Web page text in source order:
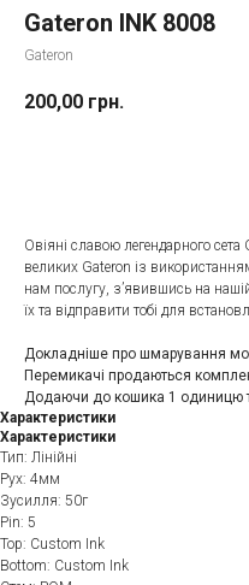
Gateron INK 8008
Gateron
200,00 грн.
Овіяні славою легендарного
великих Gateron із
нам послугу, з’явившись на
їх та відправити тобі для
Докладніше про шмарування
Перемикачі продаються
Додаючи до кошика 1 одиницю
Характеристики
Характеристики
Тип: Лінійні
Рух: 4мм
Зусилля: 50г
Рin: 5
Top: Custom Ink
Bottom: Custom Ink